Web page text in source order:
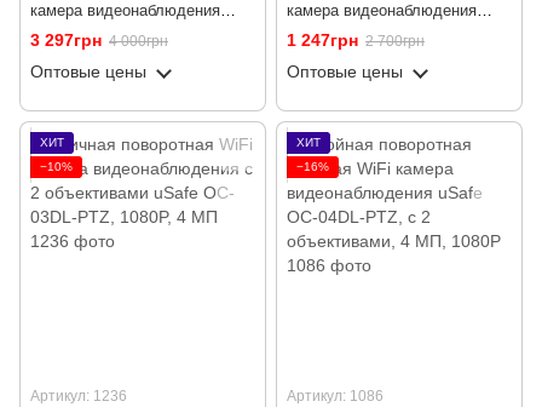
камера видеонаблюдения
USmart OPC-03w, с датчиком
движения, LED и ИК
подсветкой, 5 МП, WiFi+LAN,
3 297грн 4 000грн
Оптовые цены
камера видеонаблюдения
uSafe OC-02-PTZ, с датчиком
движения и LED+ИК
подсветкой, 3 МП
1 247грн 2 700грн
Оптовые цены
ХИТ
−10%
Артикул: 1236
ХИТ
−16%
Артикул: 1086